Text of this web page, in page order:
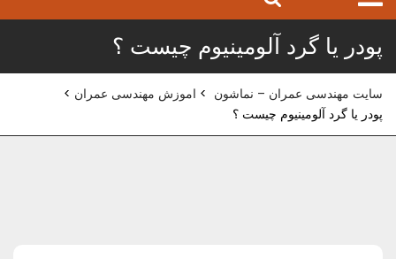
for:
پودر یا گرد آلومینیوم چیست ؟
سایت مهندسی عمران – نماشون > اموزش مهندسی عمران >
پودر یا گرد آلومینیوم چیست ؟